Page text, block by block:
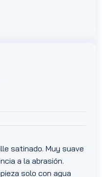
satinado. Muy suave
a la abrasión.
solo con agua